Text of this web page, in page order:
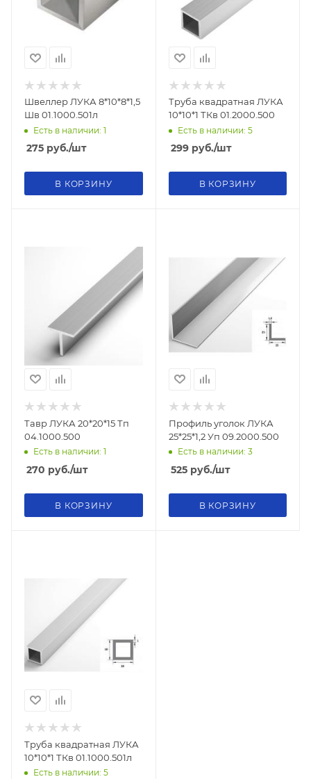
Швеллер ЛУКА 8*10*8*1,5
Шв 01.1000.501л
Есть в наличии: 1
275 руб./шт
В КОРЗИНУ
Труба квадратная ЛУКА
10*10*1 ТКв 01.2000.500
Есть в наличии: 5
299руб./шт
В КОРЗИНУ
Тавр ЛУКА 20*20*15 Тп
04.1000.500
Есть в наличии: 1
270 руб./шт
В КОРЗИНУ
Профиль уголок ЛУКА
25*25*1,2 Уп 09.2000.500
Есть в наличии: 3
525руб./шт
В КОРЗИНУ
Труба квадратная ЛУКА
10*10*1 ТКв 01.1000.501л
Есть в наличии: 5